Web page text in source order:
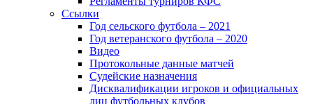
Ссылки
Год сельского футбола – 2021
Год ветеранского футбола – 2020
Видео
Протокольные данные матчей
Судейские назначения
Дисквалификации игроков и официальных
лиц футбольных клубов